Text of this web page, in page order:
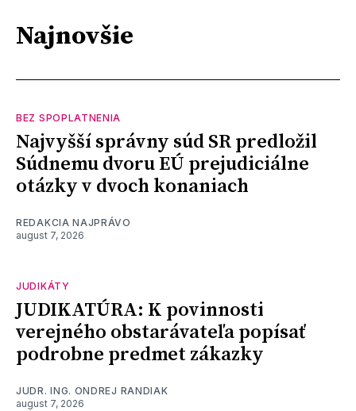
Najnovšie
BEZ SPOPLATNENIA
Najvyšší správny súd SR predložil
Súdnemu dvoru EÚ prejudiciálne
otázky v dvoch konaniach
REDAKCIA NAJPRÁVO
august 7, 2026
JUDIKÁTY
JUDIKATÚRA: K povinnosti
verejného obstarávateľa popísať
podrobne predmet zákazky
JUDR. ING. ONDREJ RANDIAK
august 7, 2026